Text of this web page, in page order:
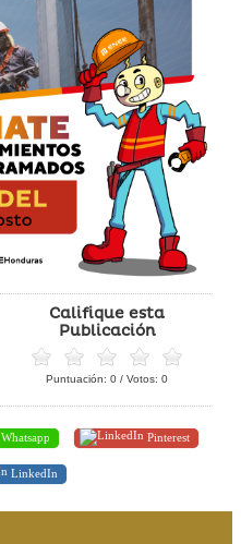
Califique esta
Publicación
Puntuación: 0 / Votos: 0
Whatsapp Pinterest
LinkedIn